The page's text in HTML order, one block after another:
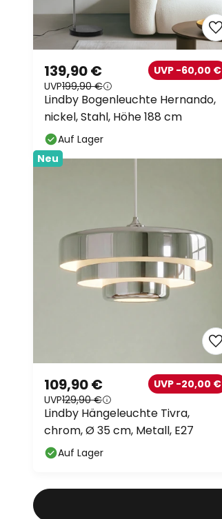
139,90 €
UVP199,90 €
UVP -60,00 €
Lindby Bogenleuchte Hernando,
nickel, Stahl, Höhe 188 cm
Auf Lager
Neu
109,90 €
UVP129,90 €
UVP -20,00 €
Lindby Hängeleuchte Tivra,
chrom, Ø 35 cm, Metall, E27
Auf Lager